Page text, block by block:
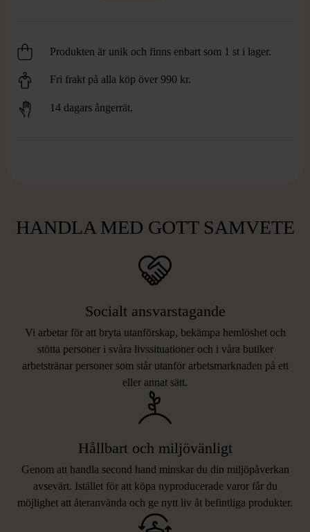
Produkten är unik och finns enbart som 1 st i lager.
Fri frakt på alla köp över 990 kr.
14 dagars ångerrät.
HANDLA MED GOTT SAMVETE
Socialt ansvarstagande
Vi arbetar för att bryta utanförskap, bekämpa hemlöshet och
stötta personer i svåra livssituationer och i våra butiker
arbetstränar personer som står utanför arbetsmarknaden på ett
eller annat sätt.
Hållbart och miljövänligt
Genom att handla second hand minskar du din miljöpåverkan
avsevärt. Istället för att köpa nyproducerade varor får du
möjlighet att återanvända och ge nytt liv åt befintliga produkter.